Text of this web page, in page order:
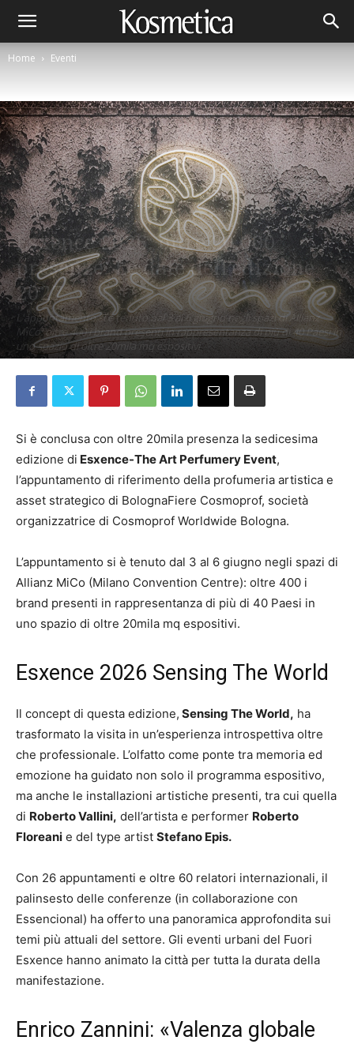
Home Eventi
Eventi
Esxence 2026: oltre 20.000
presenze. Le date dell’edizione
2027
L'appuntamento si è tenuto dal 3 al 6 giugno negli spazi di Allianz
MiCo: oltre 400 i brand presenti in rappresentanza di più di 40 Paesi in
uno spazio di oltre 20mila mq espositivi
Si è conclusa con oltre 20mila presenza la sedicesima
edizione di Esxence-The Art Perfumery Event,
l’appuntamento di riferimento della profumeria artistica e
asset strategico di BolognaFiere Cosmoprof, società
organizzatrice di Cosmoprof Worldwide Bologna.
L’appuntamento si è tenuto dal 3 al 6 giugno negli spazi di
Allianz MiCo (Milano Convention Centre): oltre 400 i
brand presenti in rappresentanza di più di 40 Paesi in
uno spazio di oltre 20mila mq espositivi.
Esxence 2026 Sensing The World
Il concept di questa edizione, Sensing The World, ha
trasformato la visita in un’esperienza introspettiva oltre
che professionale. L’olfatto come ponte tra memoria ed
emozione ha guidato non solo il programma espositivo,
ma anche le installazioni artistiche presenti, tra cui quella
di Roberto Vallini, dell’artista e performer Roberto
Floreani e del type artist Stefano Epis.
Con 26 appuntamenti e oltre 60 relatori internazionali, il
palinsesto delle conferenze (in collaborazione con
Essencional) ha offerto una panoramica approfondita sui
temi più attuali del settore. Gli eventi urbani del Fuori
Esxence hanno animato la città per tutta la durata della
manifestazione.
Enrico Zannini: «Valenza globale